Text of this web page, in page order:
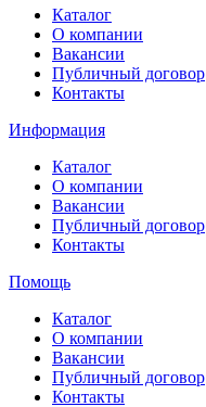
Каталог
О компании
Вакансии
Публичный договор
Контакты
Информация
Каталог
О компании
Вакансии
Публичный договор
Контакты
Помощь
Каталог
О компании
Вакансии
Публичный договор
Контакты